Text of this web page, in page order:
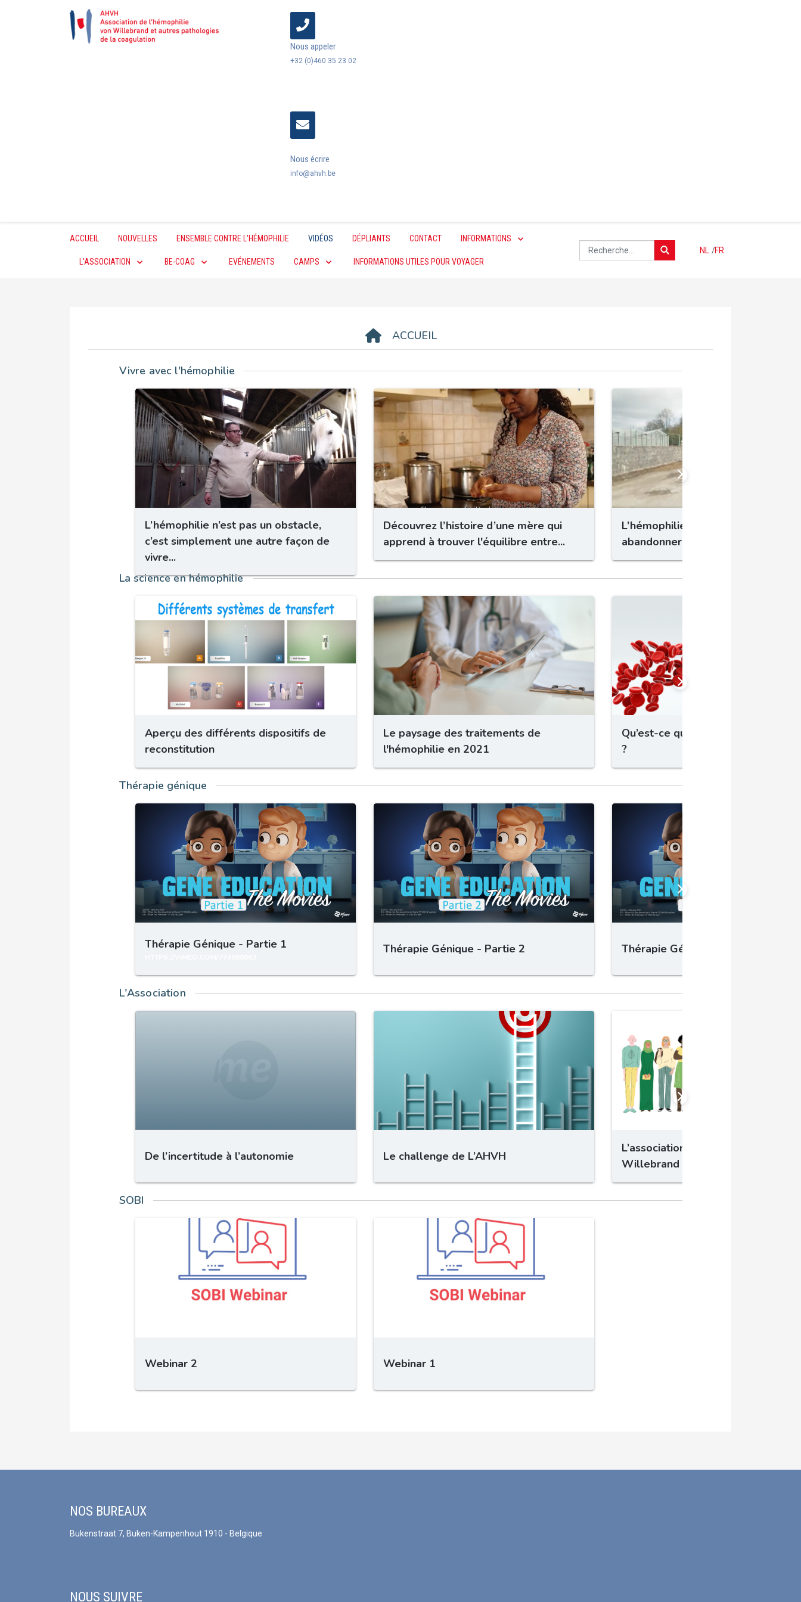
Nous appeler
+32 (0)460 35 23 02
Nous écrire
info@ahvh.be
ACCUEIL NOUVELLES ENSEMBLE CONTRE L'HÉMOPHILIE VIDÉOS DÉPLIANTS CONTACT INFORMATIONS
L'ASSOCIATION BE-COAG EVÉNEMENTS CAMPS INFORMATIONS UTILES POUR VOYAGER
NL FR
/
NOS BUREAUX
Bukenstraat 7, Buken-Kampenhout 1910 - Belgique
NOUS SUIVRE